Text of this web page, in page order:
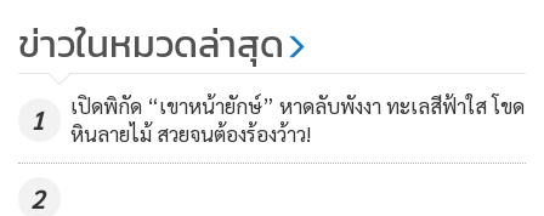
163
ป่วยไม่เข้าสภา
ข่าวในหมวดล่าสุด
1
เปิดพิกัด “เขาหน้ายักษ์” หาดลับพังงา ทะเลสีฟ้าใส โขด
หินลายไม้ สวยจนต้องร้องว้าว!
2